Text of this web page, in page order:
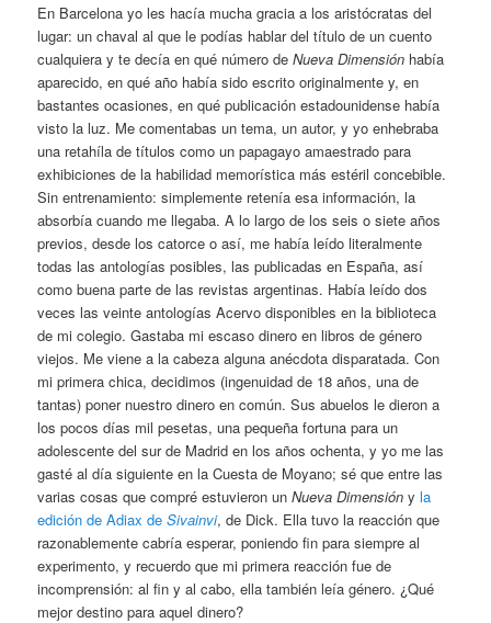
En Barcelona yo les hacía mucha gracia a los aristócratas del
lugar: un chaval al que le podías hablar del título de un cuento
cualquiera y te decía en qué número deNueva Dimensión había
aparecido, en qué año había sido escrito originalmente y, en
bastantes ocasiones, en qué publicación estadounidense había
visto la luz. Me comentabas un tema, un autor, y yo enhebraba
una retahíla de títulos como un papagayo amaestrado para
exhibiciones de la habilidad memorística más estéril concebible.
Sin entrenamiento: simplemente retenía esa información, la
absorbía cuando me llegaba. A lo largo de los seis o siete años
previos, desde los catorce o así, me había leído literalmente
todas las antologías posibles, las publicadas en España, así
como buena parte de las revistas argentinas. Había leído dos
veces las veinte antologías Acervo disponibles en la biblioteca
de mi colegio. Gastaba mi escaso dinero en libros de género
viejos. Me viene a la cabeza alguna anécdota disparatada. Con
mi primera chica, decidimos (ingenuidad de 18 años, una de
tantas) poner nuestro dinero en común. Sus abuelos le dieron a
los pocos días mil pesetas, una pequeña fortuna para un
adolescente del sur de Madrid en los años ochenta, y yo me las
gasté al día siguiente en la Cuesta de Moyano; sé que entre las
varias cosas que compré estuvieron unNueva Dimensiónyla
edición de Adiax deSivainvi, de Dick. Ella tuvo la reacción que
razonablemente cabría esperar, poniendo fin para siempre al
experimento, y recuerdo que mi primera reacción fue de
incomprensión: al fin y al cabo, ella también leía género. ¿Qué
mejor destino para aquel dinero?